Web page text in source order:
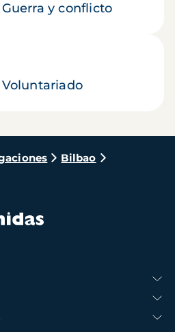
y conflicto
Bilbao